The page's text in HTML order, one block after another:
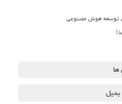
توسعه هوش مصنوعی